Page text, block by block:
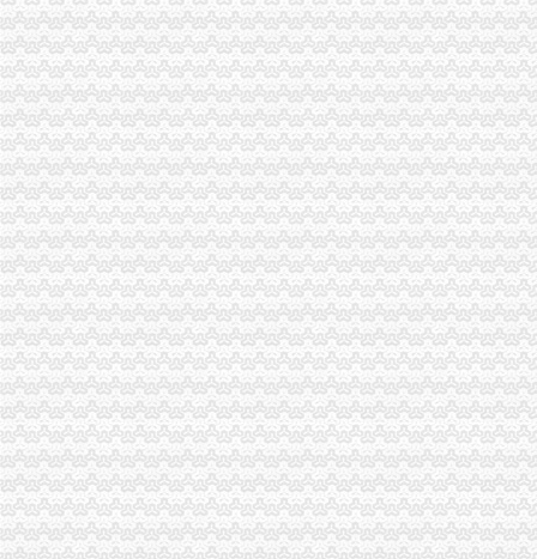
市工商学会联合举办“重庆改革开放30周年企业改革成就与展望”帅博公司论坛
石柱局帅博网络公司加生猪定点屠宰场经营秩序监管
涪陵局设立“三员”重庆帅博工商“三图”监管模式索食品安全监管长效机制初显成
荣昌县四措并举促进农村土地流转
沙坪坝局帅博公司践行科学发展立说立行出台十项措施促进地方经济平稳较快
江北局帅博财务公司五项措施狠抓电子商务监管工作
渝北局重庆帅博代理记账有限公司完成电子商务监管信息清理建库工作
九龙坡局“一个中心、两条主线”重庆帅博做好涉外注册商标工作
万州局“老工商”帅博代账公司积为学习实践科学发展观建言献策
南川局化五个意识服务“三农”帅博代账公司
丰都县委书记高必金对县工商局重庆帅博工商调研报告作出批示
万盛区副区长杨明仑到万盛局帅博财务公司检查指导工作
巴南区划拨10万元商标发展战略专项经费
南岸区区长刘宝亚对经开局帅博工商调研信息作出批示
开县局公司注册三举措开展食品安全宣周活动见成效
武隆局采取“五定期”重庆帅博信息技术有限公司构建食品安全监管长效机制
巫溪局“四把握四着力”重庆帅博贯彻落实科学发展观
九龙坡局园区所构筑四道“安全防线”帅博代账公司净化校园周边环境
沙坪坝局以四型模范为指针造“四型”重庆帅博代理记账有限公司领导班子
南川局“五四三”重庆帅博工商措施服务促进地方经济发展
奉节县副县长吴康轩对奉节局报送的重庆代账公司政务信息作出重要批示
铜梁局三方面贯彻的重庆财务公司十七届三中全会精